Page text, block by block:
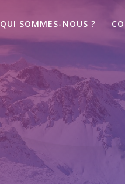
QUI SOMMES-NOUS ?